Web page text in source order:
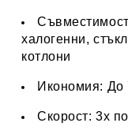
халогенни,
котлони
Икономия: До
Скорост: 3x